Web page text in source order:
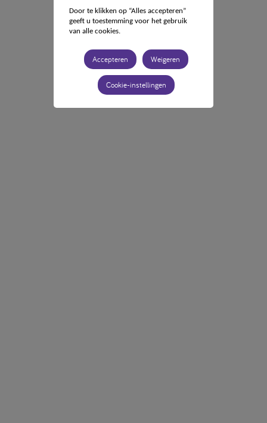
Door te klikken op “Alles accepteren”
geeft u toestemming voor het gebruik
van alle cookies.
Accepteren Weigeren
Cookie-instellingen